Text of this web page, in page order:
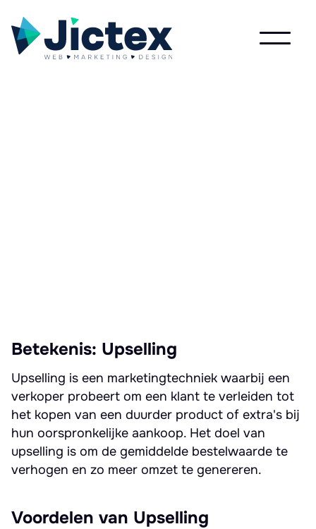
Betekenis: Upselling
Upselling is een marketingtechniek waarbij een
verkoper probeert om een klant te verleiden tot
het kopen van een duurder product of extra's bij
hun oorspronkelijke aankoop. Het doel van
upselling is om de gemiddelde bestelwaarde te
verhogen en zo meer omzet te genereren.
Voordelen van Upselling